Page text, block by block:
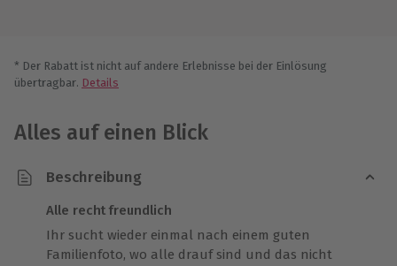
* Der Rabatt ist nicht auf andere Erlebnisse bei der Einlösung
übertragbar. Details
Alles auf einen Blick
Beschreibung
Alle recht freundlich
Ihr sucht wieder einmal nach einem guten
Familienfoto, wo alle drauf sind und das nicht